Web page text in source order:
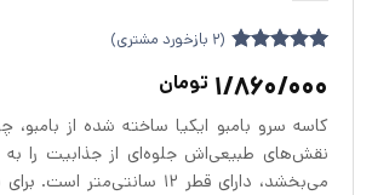
4.84
از 5
امتیازدهی
مشتری
(
2 بازخورد مشتری)
1/860/000 تومان
کاسه سرو بامبو ایکیا ساخته شده از بامبو،
نقش‌های طبیعی‌اش جلوه‌ای از جذابیت را
می‌بخشد، دارای قطر ۱۲